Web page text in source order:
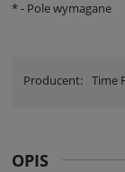
*- Pole wymagane
Producent: Time
OPIS